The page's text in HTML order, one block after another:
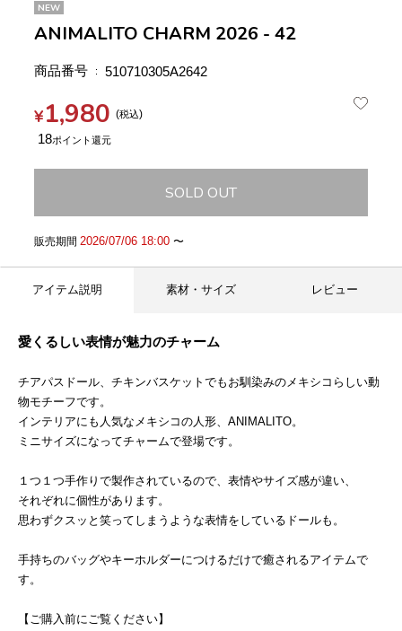
NEW
ANIMALITO CHARM 2026 - 42
商品番号 510710305A2642
¥1,980 税込
18
SOLD OUT
販売期間 2026/07/06 18:00〜
アイテム説明 素材・サイズ レビュー
愛くるしい表情が魅力のチャーム
チアパスドール、チキンバスケットでもお馴染みのメキシコらしい動
物モチーフです。
インテリアにも人気なメキシコの人形、ANIMALITO。
ミニサイズになってチャームで登場です。
１つ１つ手作りで製作されているので、表情やサイズ感が違い、
それぞれに個性があります。
思わずクスッと笑ってしまうような表情をしているドールも。
手持ちのバッグやキーホルダーにつけるだけで癒されるアイテムで
す。
【ご購入前にご覧ください】